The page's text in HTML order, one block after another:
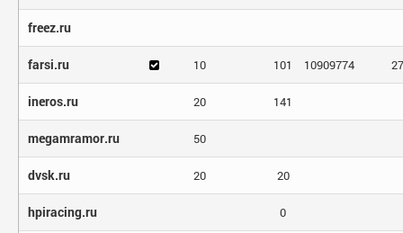
freez.ru
farsi.ru 10 101 10909774
ineros.ru 20 141
megamramor.ru 50
dvsk.ru 20 20
hpiracing.ru 0